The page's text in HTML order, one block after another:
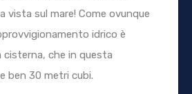
vista sul mare! Come ovunque
idrico è
cisterna, che in questa
ben 30 metri cubi.